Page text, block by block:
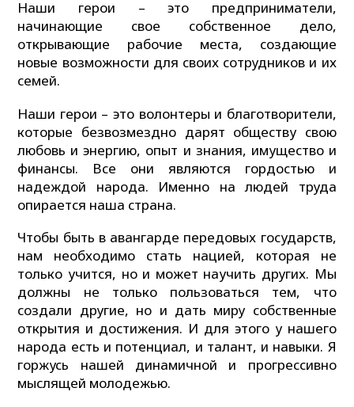
Наши герои – это предприниматели,
начинающие свое собственное дело,
открывающие рабочие места, создающие
новые возможности для своих сотрудников и их
семей.
Наши герои – это волонтеры и благотворители,
которые безвозмездно дарят обществу свою
любовь и энергию, опыт и знания, имущество и
финансы. Все они являются гордостью и
надеждой народа. Именно на людей труда
опирается наша страна.
Чтобы быть в авангарде передовых государств,
нам необходимо стать нацией, которая не
только учится, но и может научить других. Мы
должны не только пользоваться тем, что
создали другие, но и дать миру собственные
открытия и достижения. И для этого у нашего
народа есть и потенциал, и талант, и навыки. Я
горжусь нашей динамичной и прогрессивно
мыслящей молодежью.